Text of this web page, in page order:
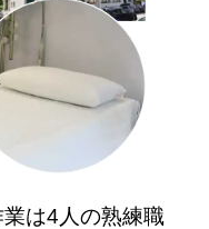
は4人の熟練職